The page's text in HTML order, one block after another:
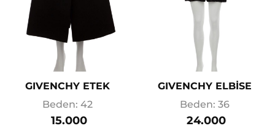
GIVENCHY ETEK
Beden: 42
15.000
GIVENCHY ELBİSE
Beden: 36
24.000